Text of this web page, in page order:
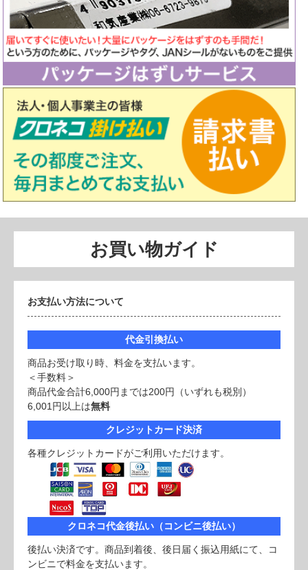
お買い物ガイド
お支払い方法について
代金引換払い
商品お受け取り時、料金を支払います。
＜手数料＞
商品代金合計6,000円までは200円（いずれも税別）
6,001円以上は無料
クレジットカード決済
各種クレジットカードがご利用いただけます。
クロネコ代金後払い（コンビニ後払い）
後払い決済です。商品到着後、後日届く振込用紙にて、コ
ンビニで料金を支払います。